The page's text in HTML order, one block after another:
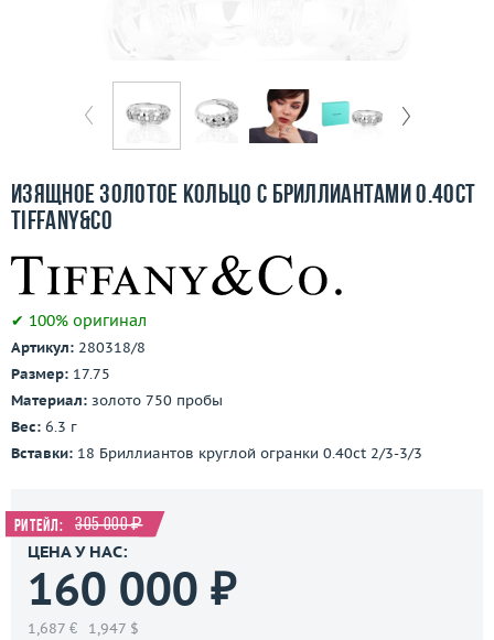
Покупка и оплата
О компании
Контакты
3D-тур по шоуруму
Изящное золотое кольцо с бриллиантами 0.40ct
Tiffany&Co
✔ 100% оригинал
Артикул: 280318/8
Размер: 17.75
Материал: золото 750 пробы
Вес: 6.3 г
Вставки: 18 Бриллиантов круглой огранки 0.40ct 2/3-3/3
Ритейл: 305 000 ₽
ЦЕНА У НАС:
160 000 ₽
1,687 € 1,947 $